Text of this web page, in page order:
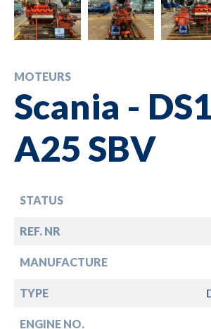
MOTEURS
Scania -
A25 SBV
STATUS
REF. NR
MANUFACTURE
TYPE
ENGINE NO.